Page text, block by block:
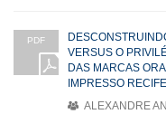
PDF
VERSUS O
DAS MARCAS
IMPRESSO
ALEXANDRE